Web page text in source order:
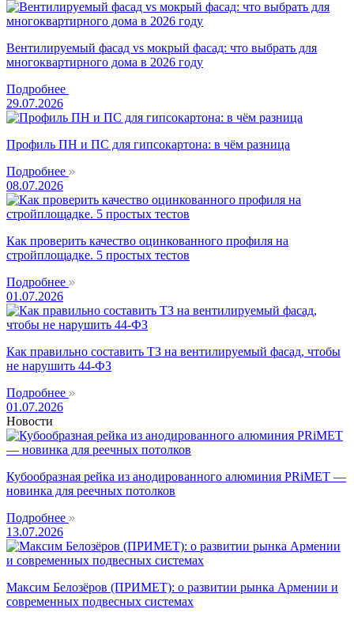
Вентилируемый фасад vs мокрый фасад: что выбрать для
многоквартирного дома в 2026 году
Подробнее
29.07.2026
Профиль ПН и ПС для гипсокартона: в чём разница
Подробнее
08.07.2026
Как проверить качество оцинкованного профиля на
стройплощадке. 5 простых тестов
Подробнее
01.07.2026
Как правильно составить ТЗ на вентилируемый фасад, чтобы
не нарушить 44-ФЗ
Подробнее
01.07.2026
Новости
Кубообразная рейка из анодированного алюминия PRiMET —
новинка для реечных потолков
Подробнее
13.07.2026
Максим Белозёров (ПРИМЕТ): о развитии рынка Армении и
современных подвесных системах